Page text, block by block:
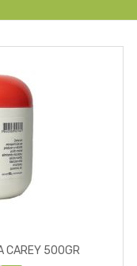
CAREY 500GR